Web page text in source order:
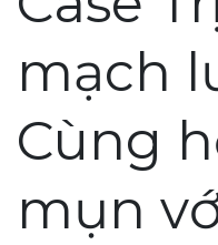
mạch
Cùng
mụn